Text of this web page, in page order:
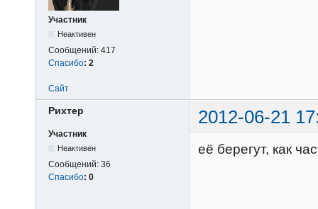
Участник
Неактивен
Сообщений: 417
Спасибо: 2
Сайт
Рихтер 2012-06-21
Участник
Неактивен
Сообщений: 36
Спасибо: 0
её берегут, как